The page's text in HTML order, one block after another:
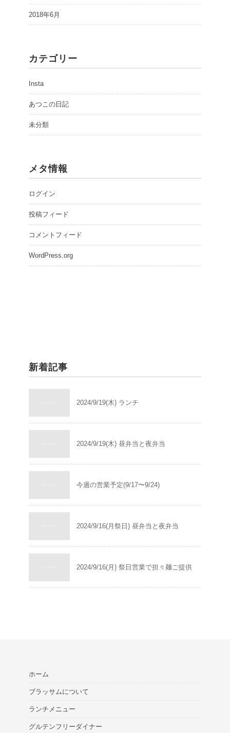
2018年6月
カテゴリー
Insta
あつこの日記
未分類
メタ情報
ログイン
投稿フィード
コメントフィード
WordPress.org
新着記事
2024/9/19(木) ランチ
2024/9/19(木) 昼弁当と夜弁当
今週の営業予定(9/17〜9/24)
2024/9/16(月祭日) 昼弁当と夜弁当
2024/9/16(月) 祭日営業で担々麺ご提供
ホーム
ブラッサムについて
ランチメニュー
グルテンフリーダイナー